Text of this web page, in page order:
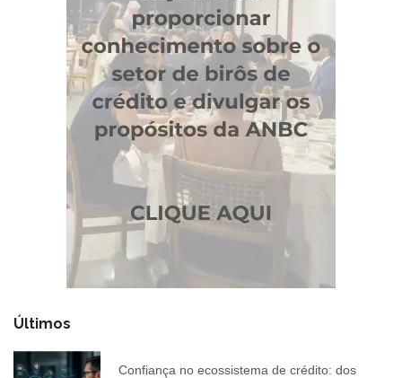
Últimos
Confiança no ecossistema de crédito: dos